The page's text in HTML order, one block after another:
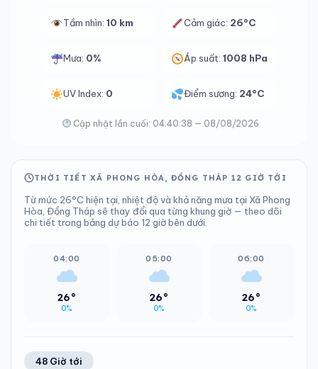
Tầm nhìn: 10 km Cảm giác: 26°C
Mưa: 0% Áp suất:1008 hPa
UV Index: 0 Điểm sương: 24°C
Cập nhật lần cuối: 04:40:38 — 08/08/2026
THỜI TIẾT XÃ PHONG HÒA, ĐỒNG THÁP 12 GIỜ TỚI
Từ mức 26°C hiện tại, nhiệt độ và khả năng mưa tại Xã Phong
Hòa, Đồng Tháp sẽ thay đổi qua từng khung giờ — theo dõi
chi tiết trong bảng dự báo 12 giờ bên dưới.
04:00
26°
0%
05:00
26°
0%
06:00
26°
0%
48 Giờ tới